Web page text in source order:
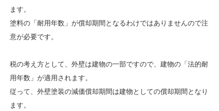
ます。
塗料の「耐用年数」が償却期間となるわけではありませんので注
意が必要です。
税の考え方として、外壁は建物の一部ですので、建物の「法的耐
用年数」が適用されます。
従って、外壁塗装の減価償却期間は建物としての償却期間となり
ます。